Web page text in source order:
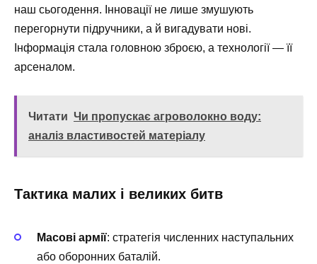
наш сьогодення. Інновації не лише змушують
перегорнути підручники, а й вигадувати нові.
Інформація стала головною зброєю, а технології — її
арсеналом.
Читати Чи пропускає агроволокно воду:
аналіз властивостей матеріалу
Тактика малих і великих битв
Масові армії: стратегія численних наступальних
або оборонних баталій.